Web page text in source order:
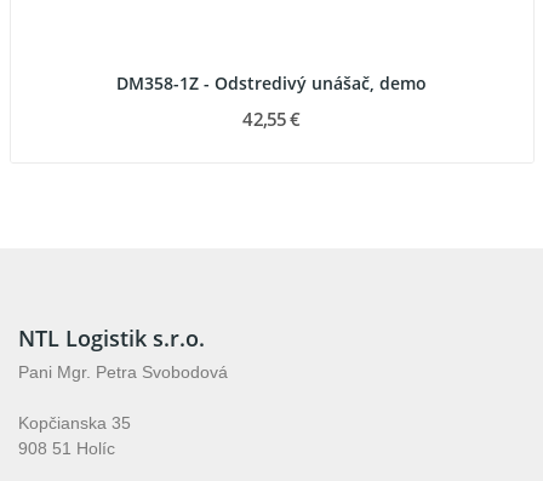
DM358-1Z - Odstredivý unášač, demo
42,55 €
NTL Logistik s.r.o.
Pani Mgr. Petra Svobodová
Kopčianska 35
908 51 Holíc